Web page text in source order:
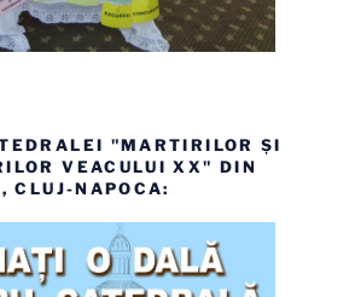
"MARTIRILOR ȘI
VEACULUI XX" DIN
CLUJ-NAPOCA: